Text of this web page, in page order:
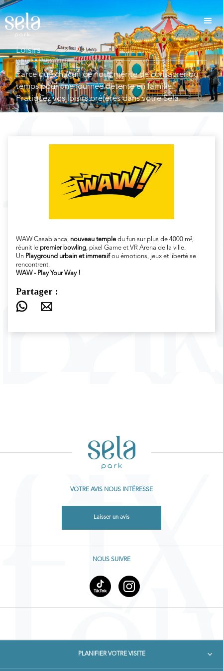
Loisirs
Parce que chacun de nous mérite de consacrer du
temps pour une journée détente en famille.
Pratiquez vos loisirs préférés dans votre Sela.
WAW Casablanca, nouveau temple du fun sur plus de 4000 m²,
réunit le premier bowling, pixel Game et VR Arena de la ville.
Un Playground urbain et immersifou émotions, jeux et liberté se
rencontrent.
WAW - Play Your Way !
Partager :
VOTRE AVIS NOUS INTÉRESSE
Laisser un avis
NOUS SUIVRE
PLANIFIER VOTRE VISITE